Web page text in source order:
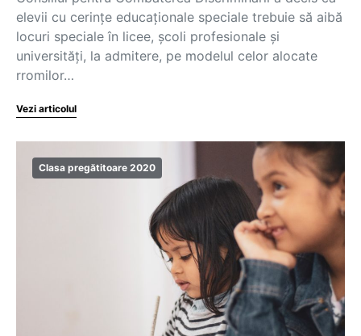
elevii cu cerințe educaționale speciale trebuie să aibă
locuri speciale în licee, școli profesionale și
universități, la admitere, pe modelul celor alocate
rromilor…
Vezi articolul
Clasa pregătitoare 2020